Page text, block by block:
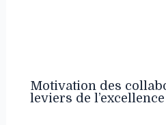
Motivation des
leviers de l’excellence